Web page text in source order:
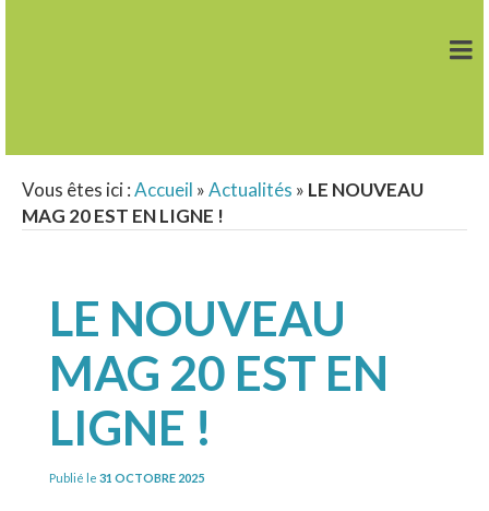
Vous êtes ici :Accueil »Actualités » LE NOUVEAU
MAG 20 EST EN LIGNE !
LE NOUVEAU
MAG 20 EST EN
LIGNE !
Publié le 31 OCTOBRE 2025